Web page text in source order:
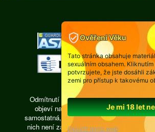
]
Odmítnutí odpovědnosti: Každá osoba,
objeví na videochatu isexy.cz, je
samostatná, pracuje ze vzdálené privátní
nich není zaměstnancem a
Ověření Věku
Tato stránka obsahuje
sexuálním obsahem.
potvrzujete, že jste dosáhli
zemi pro přístup k takovému
Je mi 18 let
Opustit tento web